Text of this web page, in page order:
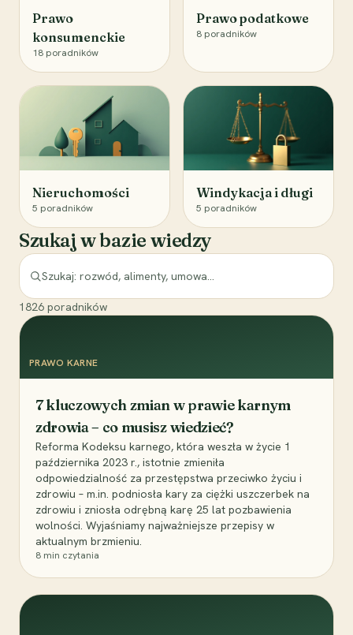
Prawo
konsumenckie
18 poradników
Prawo podatkowe
8 poradników
Nieruchomości
5 poradników
Windykacja i długi
5 poradników
Szukaj w bazie wiedzy
1826 poradników
PRAWO KARNE
7 kluczowych zmian w prawie karnym
zdrowia – co musisz wiedzieć?
Reforma Kodeksu karnego, która weszła w życie 1
października 2023 r., istotnie zmieniła
odpowiedzialność za przestępstwa przeciwko życiu i
zdrowiu – m.in. podniosła kary za ciężki uszczerbek na
zdrowiu i zniosła odrębną karę 25 lat pozbawienia
wolności. Wyjaśniamy najważniejsze przepisy w
aktualnym brzmieniu.
8 min czytania